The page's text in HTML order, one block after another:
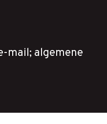
mail; algemene